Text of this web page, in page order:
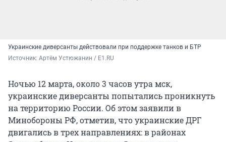
Украинские диверсанты действовали при поддержке танков и БТР
Источник: Артём Устюжанин / E1.RU
Ночью 12 марта, около 3 часов утра мск,
украинские диверсанты попытались проникнуть
на территорию России. Об этом заявили в
Минобороны РФ, отметив, что украинские ДРГ
двигались в трех направлениях: в районах